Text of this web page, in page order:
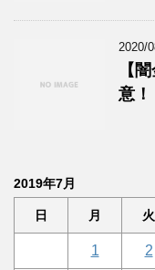
2020/
【
意！
2019年7月
日 月 火
1 2